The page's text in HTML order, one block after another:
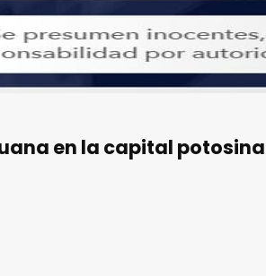
en la capital potosina